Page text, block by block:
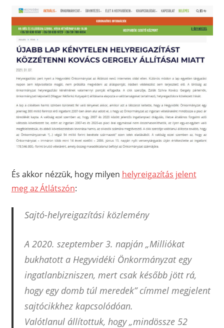
És akkor nézzük, hogy milyen helyreigazítás jelent
meg az Átlátszón:
Sajtó-helyreigazítási közlemény
A 2020. szeptember 3. napján „Milliókat
bukhatott a Hegyvidéki Önkormányzat egy
ingatlanbizniszen, mert csak később jött rá,
hogy egy domb túl meredek” címmel megjelent
sajtócikkhez kapcsolódóan.
Valótlanul állítottuk, hogy „mindössze 52